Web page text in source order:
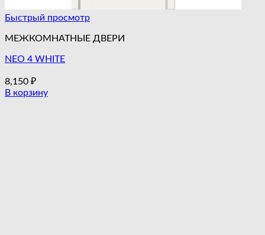
Быстрый просмотр
МЕЖКОМНАТНЫЕ ДВЕРИ
NEO 4 WHITE
8,150 ₽
В корзину